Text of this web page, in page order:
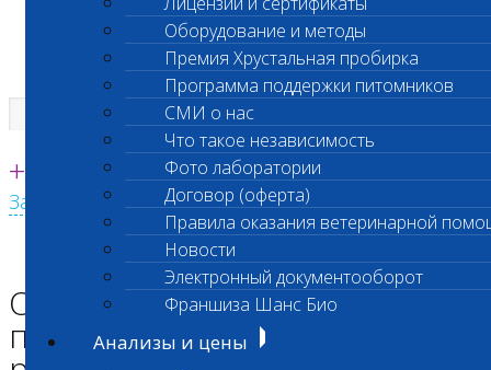
Единая круглосуточная справочная
+7 495 260 0 260
Заказать звонок с сайта
Оборудование и методы
Премия Хрустальная пробирка
Программа поддержки питомников
СМИ о нас
Что такое независимость
Фото лаборатории
Договор (оферта)
Правила оказания ветеринарной
Новости
Электронный документооборот
Франшиза Шанс Био
Анализы и цены
Главная страница
Отзыв о работе лаборатории
Отзывы, претензии, просьбы
по исправлениям в